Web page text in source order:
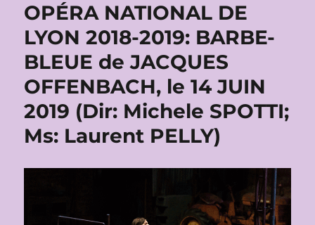
OPÉRA NATIONAL DE
LYON 2018-2019: BARBE-
BLEUE de JACQUES
OFFENBACH, le 14 JUIN
2019 (Dir: Michele SPOTTI;
Ms: Laurent PELLY)